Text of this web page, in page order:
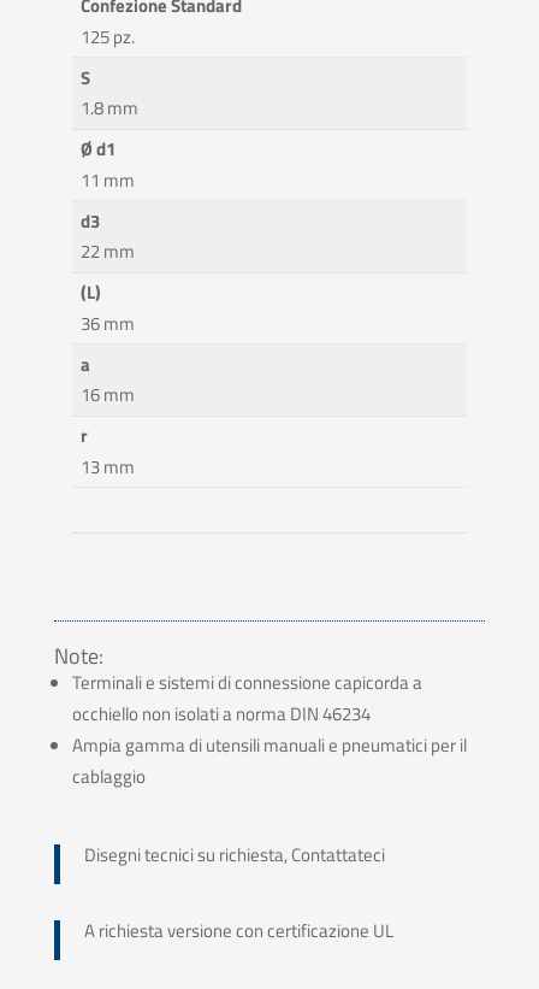
Confezione Standard
125 pz.
S
1.8 mm
Ø d1
11 mm
d3
22 mm
(L)
36 mm
a
16 mm
r
13 mm
Note:
Terminali e sistemi di connessione capicorda a
occhiello non isolati a norma DIN 46234
Ampia gamma di utensili manuali e pneumatici per il
cablaggio
Disegni tecnici su richiesta, Contattateci
A richiesta versione con certificazione UL